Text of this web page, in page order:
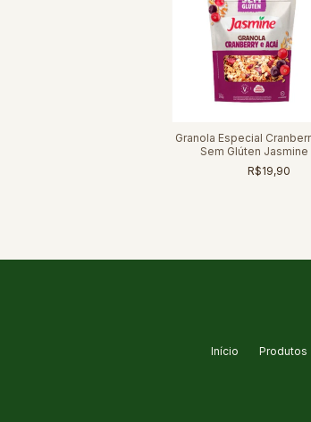
Granola Especial
Sem Glúten Jasmine
R$19,90
Início Produtos